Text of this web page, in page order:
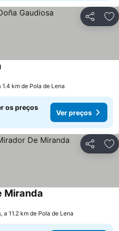
Partilhar
1.4 km de Pola de Lena
os preços
Ver preços
Partilhar
Miranda
a 11.2 km de Pola de Lena